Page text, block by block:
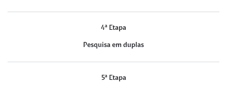
4ª Etapa
Pesquisa em duplas
5ª Etapa